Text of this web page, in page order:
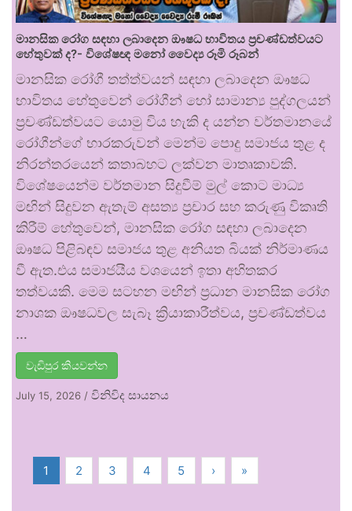
මානසික රෝග සඳහා ලබාදෙන ඖෂධ භාවිතය ප්‍රචණ්ඩත්වයට
හේතුවක් ද?- විශේෂඥ මනෝ වෛද්‍ය රූමි රූබන්
මානසික රෝගී තත්ත්වයන් සඳහා ලබාදෙන ඖෂධ
භාවිතය හේතුවෙන් රෝගීන් හෝ සාමාන්‍ය පුද්ගලයන්
ප්‍රචණ්ඩත්වයට යොමු විය හැකි ද යන්න වර්තමානයේ
රෝගීන්ගේ භාරකරුවන් මෙන්ම පොදු සමාජය තුළ ද
නිරන්තරයෙන් කතාබහට ලක්වන මාතෘකාවකි.
විශේෂයෙන්ම වර්තමාන සිදුවීම් මුල් කොට මාධ්‍ය
මඟින් සිදුවන ඇතැම් අසත්‍ය ප්‍රචාර සහ කරුණු විකෘති
කිරීම් හේතුවෙන්, මානසික රෝග සඳහා ලබාදෙන
ඖෂධ පිළිබඳව සමාජය තුළ අනියත බියක් නිර්මාණය
වී ඇත.එය සමාජයීය වශයෙන් ඉතා අහිතකර
තත්වයකි. මෙම සටහන මඟින් ප්‍රධාන මානසික රෝග
නාශක ඖෂධවල සැබෑ ක්‍රියාකාරීත්වය, ප්‍රචණ්ඩත්වය
…
වැඩිපුර කියවන්න
July 15, 2026 / විනිවිද සායනය
1 2 3 4 5 › »